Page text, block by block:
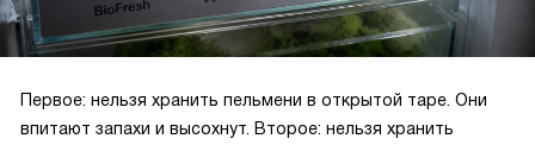
Первое: нельзя хранить пельмени в открытой таре. Они
впитают запахи и высохнут. Второе: нельзя хранить